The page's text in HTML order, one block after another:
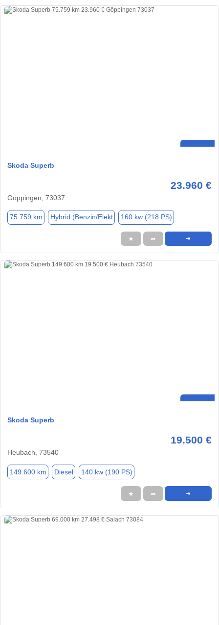
Skoda Superb
23.960 €
Göppingen, 73037
75.759 km Hybrid (Benzin/Elekt 160 kw (218 PS)
★ ➦ ➜
Skoda Superb
19.500 €
Heubach, 73540
149.600 km Diesel 140 kw (190 PS)
★ ➦ ➜